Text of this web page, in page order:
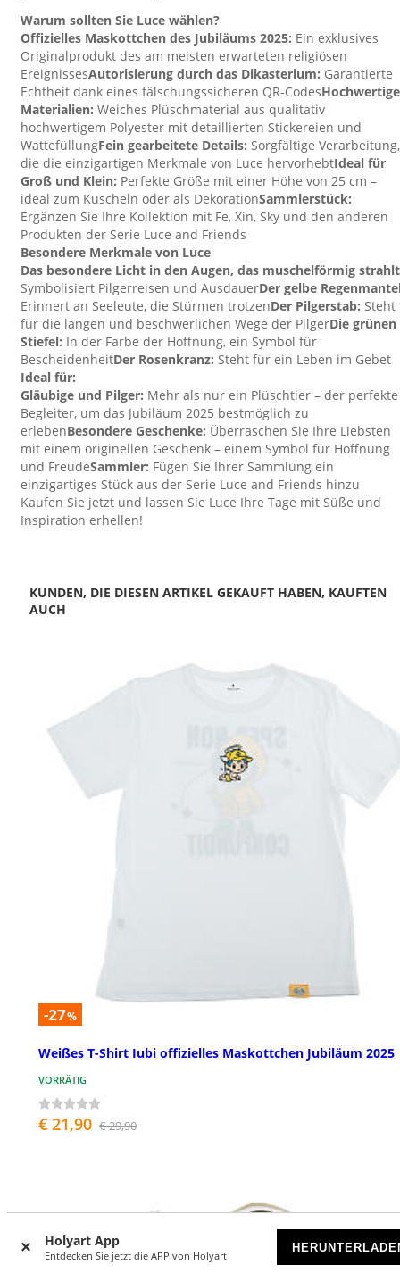
Holyart App
Entdecken Sie jetzt die APP von Holyart
Warum sollten Sie Luce wählen?
Offizielles Maskottchen des Jubiläums 2025: Ein exklusives
Originalprodukt des am meisten erwarteten religiösen
EreignissesAutorisierung durch das Dikasterium: Garantierte
Echtheit dank eines fälschungssicheren QR-CodesHochwertige
Materialien: Weiches Plüschmaterial aus qualitativ
hochwertigem Polyester mit detaillierten Stickereien und
WattefüllungFein gearbeitete Details: Sorgfältige Verarbeitung,
die die einzigartigen Merkmale von Luce hervorhebtIdeal für
Groß und Klein: Perfekte Größe mit einer Höhe von 25 cm –
ideal zum Kuscheln oder als DekorationSammlerstück:
Ergänzen Sie Ihre Kollektion mit Fe, Xin, Sky und den anderen
Produkten der Serie Luce and Friends
Besondere Merkmale von Luce
Das besondere Licht in den Augen, das muschelförmig
Symbolisiert Pilgerreisen und AusdauerDer gelbe
Erinnert an Seeleute, die Stürmen trotzenDer Pilgerstab: Steht
für die langen und beschwerlichen Wege der PilgerDie grünen
Stiefel: In der Farbe der Hoffnung, ein Symbol für
BescheidenheitDer Rosenkranz: Steht für ein Leben im Gebet
Ideal für:
Gläubige und Pilger: Mehr als nur ein Plüschtier – der perfekte
Begleiter, um das Jubiläum 2025 bestmöglich zu
erlebenBesondere Geschenke: Überraschen Sie Ihre Liebsten
mit einem originellen Geschenk – einem Symbol für Hoffnung
und FreudeSammler: Fügen Sie Ihrer Sammlung ein
einzigartiges Stück aus der Serie Luce and Friends hinzu
Kaufen Sie jetzt und lassen Sie Luce Ihre Tage mit Süße und
Inspiration erhellen!
KUNDEN, DIE DIESEN ARTIKEL GEKAUFT HABEN, KAUFTEN
AUCH
-27%
Weißes T-Shirt Iubi offizielles Maskottchen Jubiläum 2025
VORRÄTIG
€ 21,90 € 29,90